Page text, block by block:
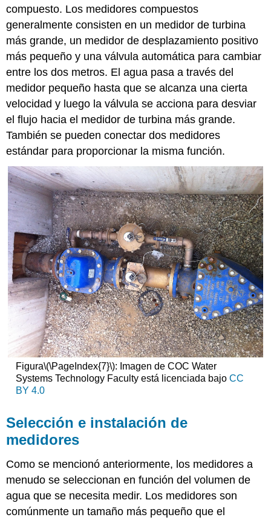
compuesto. Los medidores compuestos
generalmente consisten en un medidor de turbina
más grande, un medidor de desplazamiento positivo
más pequeño y una válvula automática para cambiar
entre los dos metros. El agua pasa a través del
medidor pequeño hasta que se alcanza una cierta
velocidad y luego la válvula se acciona para desviar
el flujo hacia el medidor de turbina más grande.
También se pueden conectar dos medidores
estándar para proporcionar la misma función.
Figura\(\PageIndex{7}\): Imagen de COC Water
Systems Technology Faculty está licenciada bajo CC
BY 4.0
Selección e instalación de
medidores
Como se mencionó anteriormente, los medidores a
menudo se seleccionan en función del volumen de
agua que se necesita medir. Los medidores son
comúnmente un tamaño más pequeño que el